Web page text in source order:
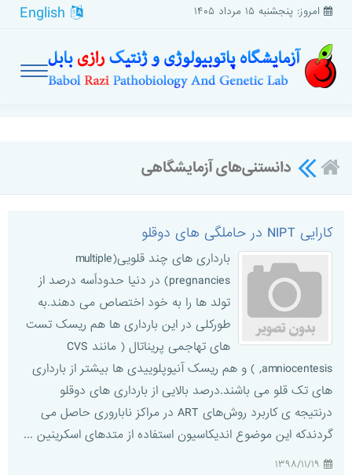
امروز: پنجشنبه ۱۵ مرداد ۱۴۰۵
دانستنی‌های آزمایشگاهی
کارایی NIPT در حاملگی های دوقلو
بارداری های چند قلویی(multiple
pregnancies) در دنیا حدوداًسه درصد از
تولد ها را به خود اختصاص می دهند.به
طورکلی در این بارداری ها هم ریسک تست
های تهاجمی پریناتال ( مانند CVS
,amniocentesis ) و هم ریسک آنیوپلوییدی ها بیشتر از بارداری
های تک قلو می باشند.درصد بالایی از بارداری های دوقلو
درنتیجه ی کاربرد روش‌های ART در مراکز ناباروری حاصل می
گردندکه این موضوع اندیکاسیون استفاده از متدهای اسکرینین ...